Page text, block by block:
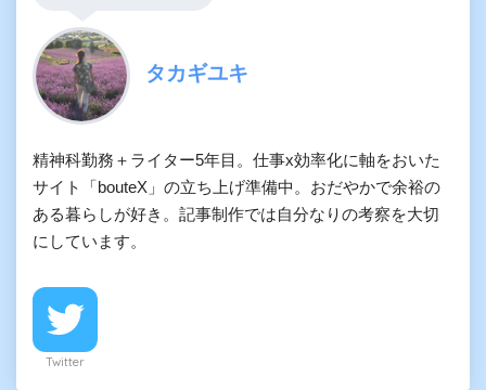
タカギユキ
精神科勤務＋ライター5年目。仕事x効率化に軸をおいた
サイト「bouteX」の立ち上げ準備中。おだやかで余裕の
ある暮らしが好き。記事制作では自分なりの考察を大切
にしています。
Twitter